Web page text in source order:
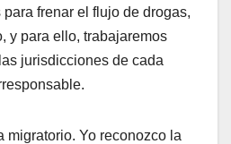
frenar el flujo de drogas,
y para ello, trabajaremos
jurisdicciones de cada
migratorio. Yo reconozco la